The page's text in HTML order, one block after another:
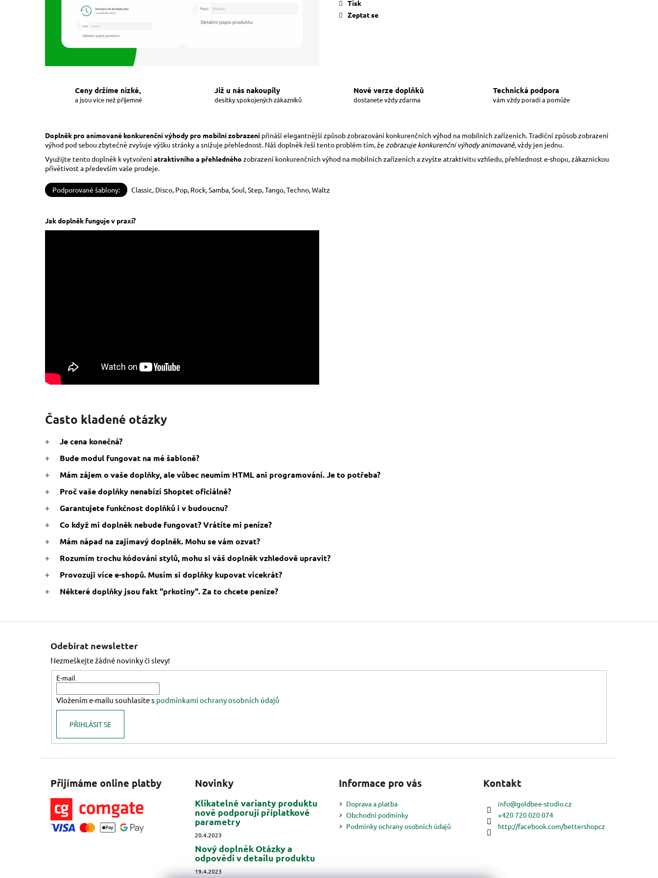
Tisk
Zeptat se
Ceny držíme nízké,
a jsou více než příjemné
Již u nás nakoupily
desítky spokojených zákazníků
Nové verze doplňků
dostanete vždy zdarma
Technická podpora
vám vždy poradí a pomůže
Doplněk pro animované konkurenční výhody pro mobilní zobrazení přináší elegantnější způsob zobrazování konkurenčních výhod na mobilních zařízeních. Tradiční způsob zobrazení
výhod pod sebou zbytečně zvyšuje výšku stránky a snižuje přehlednost. Náš doplněk řeší tento problém tím, že zobrazuje konkurenční výhody animovaně, vždy jen jednu.
Využijte tento doplněk k vytvořeníatraktivního a přehledného zobrazení konkurenčních výhod na mobilních zařízeních a zvyšte atraktivitu vzhledu, přehlednost e-shopu, zákaznickou
přívětivost a především vaše prodeje.
Podporované šablony: Classic, Disco, Pop, Rock, Samba, Soul, Step, Tango, Techno, Waltz
Jak doplněk funguje v praxi?
Často kladené otázky
Je cena konečná?
Bude modul fungovat na mé šabloně?
Mám zájem o vaše doplňky, ale vůbec neumím HTML ani programování. Je to potřeba?
Proč vaše doplňky nenabízí Shoptet oficiálně?
Garantujete funkčnost doplňků i v budoucnu?
Co když mi doplněk nebude fungovat? Vrátíte mi peníze?
Mám nápad na zajímavý doplněk. Mohu se vám ozvat?
Rozumím trochu kódování stylů, mohu si váš doplněk vzhledově upravit?
Provozuji více e-shopů. Musím si doplňky kupovat vícekrát?
Některé doplňky jsou fakt "prkotiny". Za to chcete peníze?
Odebírat newsletter
Nezmeškejte žádné novinky či slevy!
E-mail
Vložením e-mailu souhlasíte s podmínkami ochrany osobních údajů
PŘIHLÁSIT SE
Přijímáme online platby Novinky
Klikatelné varianty produktu
nově podporují příplatkové
parametry
20.4.2023
Nový doplněk Otázky a
odpovědi v detailu produktu
19.4.2023
Informace pro vás
Doprava a platba
Obchodní podmínky
Podmínky ochrany osobních údajů
Kontakt
info@goldbee-studio.cz
+420 720 020 074
http://facebook.com/bettershopcz